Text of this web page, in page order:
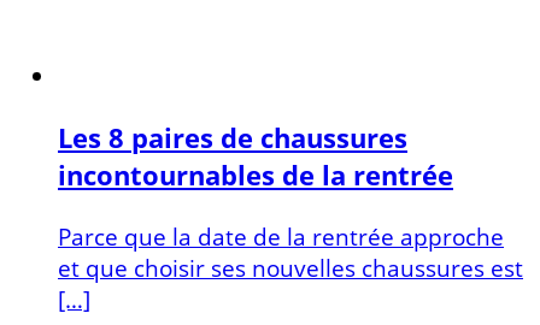
Les 8 paires de chaussures
incontournables de la rentrée
Parce que la date de la rentrée approche
et que choisir ses nouvelles chaussures est
[…]